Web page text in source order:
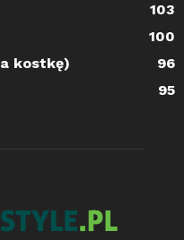
103
100
kostkę)
96
95